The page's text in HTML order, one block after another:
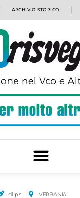
ARCHIVIO STORICO
di p.s. VERBANIA